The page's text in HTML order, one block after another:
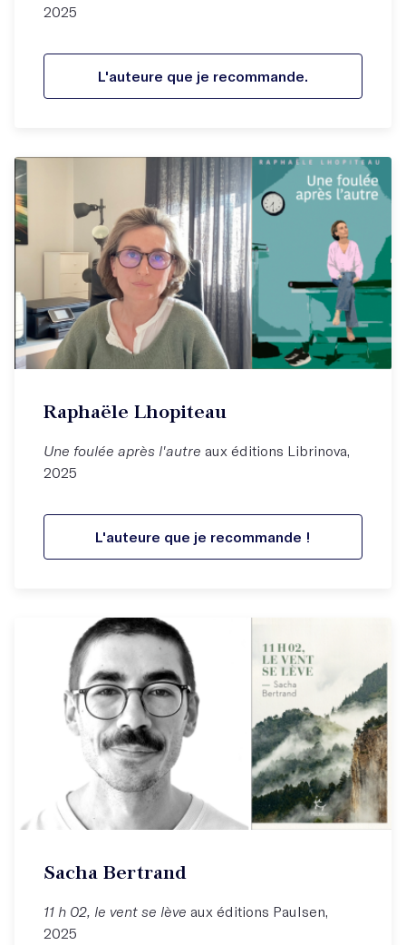
2025
L'auteure que je recommande.
Raphaële Lhopiteau
Une foulée après l'autre aux éditions Librinova,
2025
L'auteure que je recommande !
Sacha Bertrand
11 h 02, le vent se lève aux éditions Paulsen,
2025